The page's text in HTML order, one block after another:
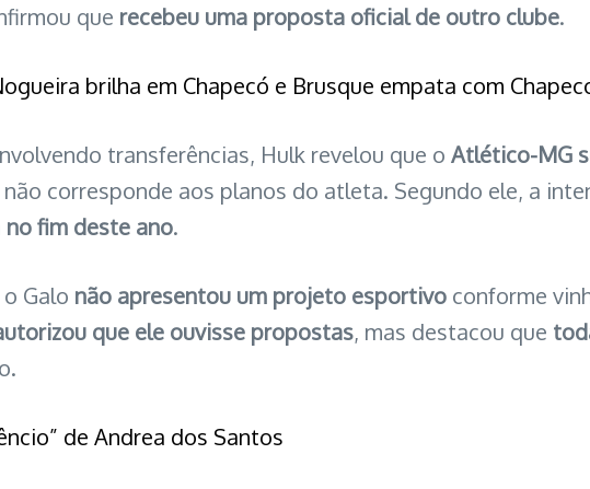
que recebeu uma proposta oficial de outro clube.
brilha em Chapecó e Brusque empata com
transferências, Hulk revelou que o Atlético-MG
não corresponde aos planos do atleta. Segundo ele, a
no fim deste ano.
Galo não apresentou um projeto esportivo conforme
que ele ouvisse propostas, mas destacou que
de Andrea dos Santos